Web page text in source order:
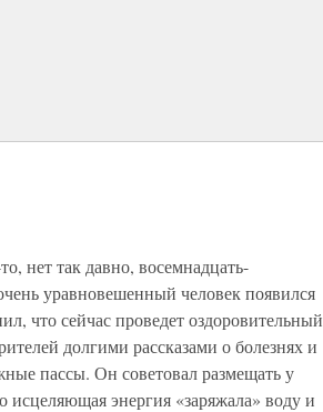
нет так давно, восемнадцать-
уравновешенный человек появился
что сейчас проведет оздоровительный
долгими рассказами о болезнях и
пассы. Он советовал размещать у
энергия «заряжала» воду и